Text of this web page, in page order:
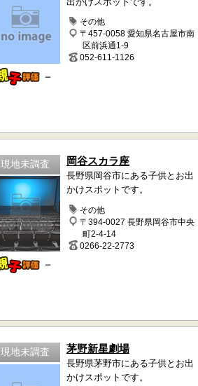
－
その他
〒457-0058 愛知県名古屋市南
区前浜通1-9
052-611-1126
現地未調査
－
岡谷スカラ座
長野県岡谷市にある子供とお出
かけスポットです。
その他
〒394-0027 長野県岡谷市中央
町2-4-14
0266-22-2773
現地未調査 茅野新星劇場
長野県茅野市にある子供とお出
かけスポットです。